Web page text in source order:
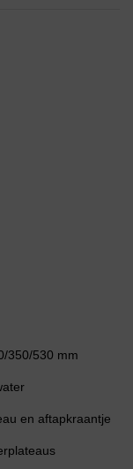
350/530 mm
en aftapkraantje